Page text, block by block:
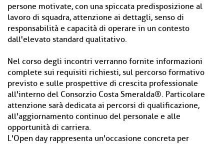
persone motivate, con una spiccata predisposizione al
lavoro di squadra, attenzione ai dettagli, senso di
responsabilità e capacità di operare in un contesto
dall'elevato standard qualitativo.
Nel corso degli incontri verranno fornite informazioni
complete sui requisiti richiesti, sul percorso formativo
previsto e sulle prospettive di crescita professionale
all'interno del Consorzio Costa Smeralda®. Particolare
attenzione sarà dedicata ai percorsi di qualificazione,
all'aggiornamento continuo del personale e alle
opportunità di carriera.
L'Open day rappresenta un'occasione concreta per